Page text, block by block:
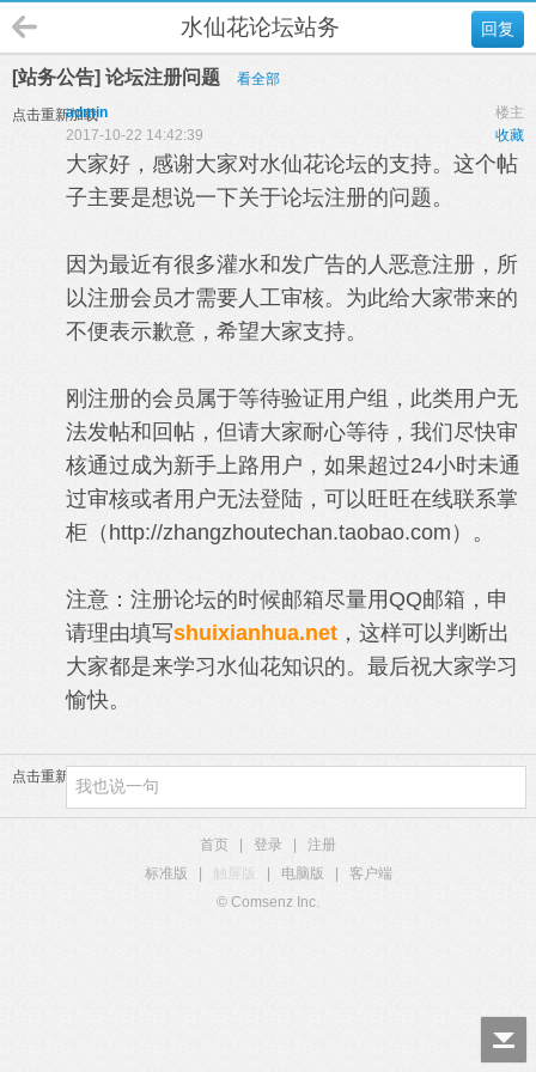
回复
水仙花论坛站务
[站务公告] 论坛注册问题 看全部
点击重新加载 楼主
admin
收藏
2017-10-22 14:42:39
大家好，感谢大家对水仙花论坛的支持。这个帖
子主要是想说一下关于论坛注册的问题。
因为最近有很多灌水和发广告的人恶意注册，所
以注册会员才需要人工审核。为此给大家带来的
不便表示歉意，希望大家支持。
刚注册的会员属于等待验证用户组，此类用户无
法发帖和回帖，但请大家耐心等待，我们尽快审
核通过成为新手上路用户，如果超过24小时未通
过审核或者用户无法登陆，可以旺旺在线联系掌
柜（ http://zhangzhoutechan.taobao.com ）。
注意：注册论坛的时候邮箱尽量用QQ邮箱，申
请理由填写shuixianhua.net ，这样可以判断出
大家都是来学习水仙花知识的。最后祝大家学习
愉快。
点击重新加载
首页 登录
注册
标准版
触屏版 电脑版
客户端
© Comsenz Inc.